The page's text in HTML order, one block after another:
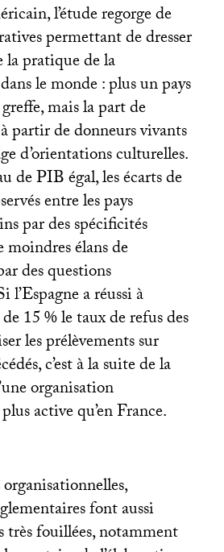
l’étude regorge de
permettant de dresser
la pratique de la
le monde : plus un pays
mais la part de
partir de donneurs vivants
d’orientations culturelles.
dePIBégal, les écarts de
entre les pays
par des spécificités
élans de
des questions
l’Espagne a réussi à
15% le taux de refus des
les prélèvements sur
c’est à la suite de la
organisation
active qu’en France.
font aussi
très fouillées, notamment